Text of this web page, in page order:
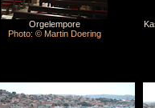
Orgelempore
Photo: © Martin Doering